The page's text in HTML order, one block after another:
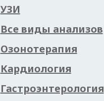
УЗИ
Все виды анализов
Озонотерапия
Кардиология
Гастроэнтерология